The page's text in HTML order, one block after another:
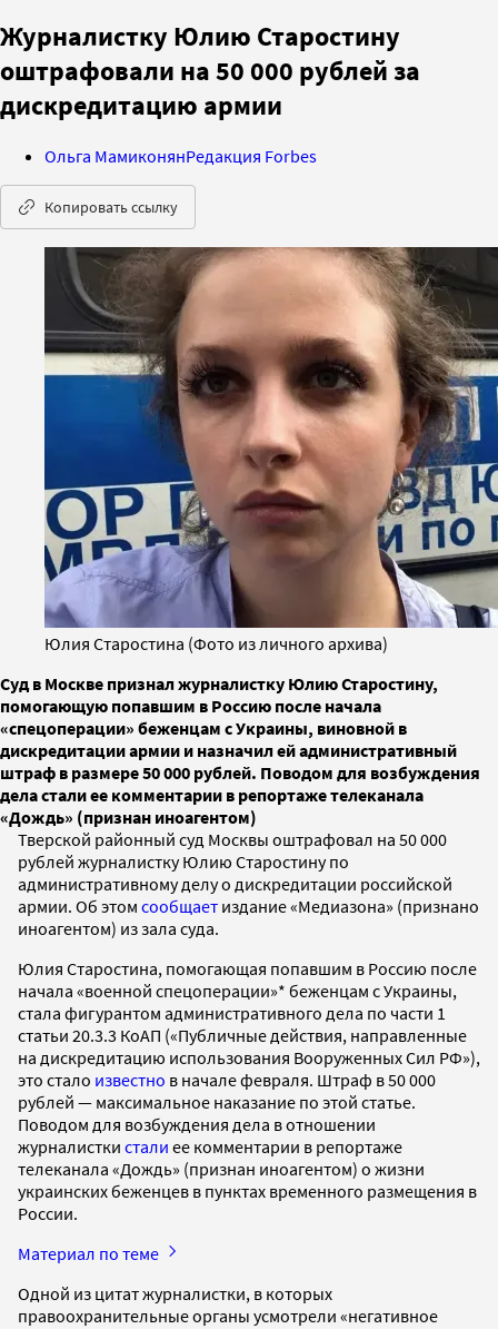
Журналистку Юлию Старостину
оштрафовали на 50 000 рублей за
дискредитацию армии
Ольга МамиконянРедакция Forbes
Копировать ссылку
Юлия Старостина (Фото из личного архива)
Суд в Москве признал журналистку Юлию Старостину,
помогающую попавшим в Россию после начала
«спецоперации» беженцам с Украины, виновной в
дискредитации армии и назначил ей административный
штраф в размере 50 000 рублей. Поводом для возбуждения
дела стали ее комментарии в репортаже телеканала
«Дождь» (признан иноагентом)
Тверской районный суд Москвы оштрафовал на 50 000
рублей журналистку Юлию Старостину по
административному делу о дискредитации российской
армии. Об этом сообщает издание «Медиазона» (признано
иноагентом) из зала суда.
Юлия Старостина, помогающая попавшим в Россию после
начала «военной спецоперации»* беженцам с Украины,
стала фигурантом административного дела по части 1
статьи 20.3.3 КоАП («Публичные действия, направленные
на дискредитацию использования Вооруженных Сил РФ»),
это стало известно в начале февраля. Штраф в 50 000
рублей — максимальное наказание по этой статье.
Поводом для возбуждения дела в отношении
журналистки стали ее комментарии в репортаже
телеканала «Дождь» (признан иноагентом) о жизни
украинских беженцев в пунктах временного размещения в
России.
Материал по теме
Одной из цитат журналистки, в которых
правоохранительные органы усмотрели «негативное